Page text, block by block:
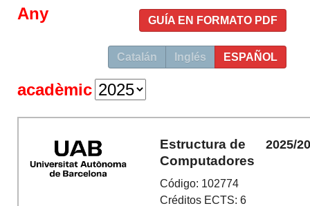
GUÍA EN FORMATO PDF
Catalán Inglés ESPAÑOL
Any
acadèmic
Estructura de
Computadores
Código: 102774
Créditos ECTS: 6
2025/